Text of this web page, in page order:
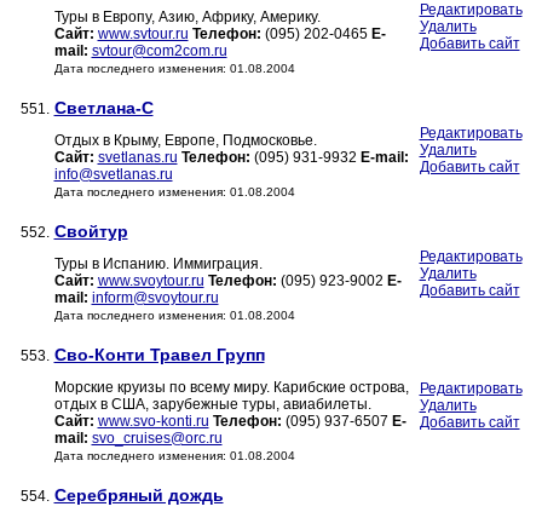
Туры в Европу, Азию, Африку, Америку.
Сайт: www.svtour.ru Телефон: (095) 202-0465 E-
mail: svtour@com2com.ru
Дата последнего изменения: 01.08.2004
Редактировать
Удалить
Добавить сайт
551. Светлана-С
Отдых в Крыму, Европе, Подмосковье.
Сайт: svetlanas.ru Телефон: (095) 931-9932 E-mail:
info@svetlanas.ru
Дата последнего изменения: 01.08.2004
Редактировать
Удалить
Добавить сайт
552. Свойтур
Туры в Испанию. Иммиграция.
Сайт: www.svoytour.ru Телефон: (095) 923-9002 E-
mail: inform@svoytour.ru
Дата последнего изменения: 01.08.2004
Редактировать
Удалить
Добавить сайт
553. Сво-Конти Травел Групп
Морские круизы по всему миру. Карибские острова,
отдых в США, зарубежные туры, авиабилеты.
Сайт: www.svo-konti.ru Телефон: (095) 937-6507 E-
mail: svo_cruises@orc.ru
Дата последнего изменения: 01.08.2004
Редактировать
Удалить
Добавить сайт
554. Серебряный дождь